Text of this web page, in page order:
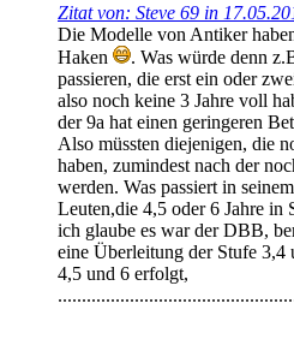
Zitat von: Steve 69 in
Die Modelle von Antiker
Haken
. Was würde denn
passieren, die erst ein oder
also noch keine 3 Jahre voll
der 9a hat einen geringeren
Also müssten diejenigen, die
haben, zumindest nach der
werden. Was passiert in
Leuten,die 4,5 oder 6 Jahre in
ich glaube es war der DBB,
eine Überleitung der Stufe 3,4
4,5 und 6 erfolgt,